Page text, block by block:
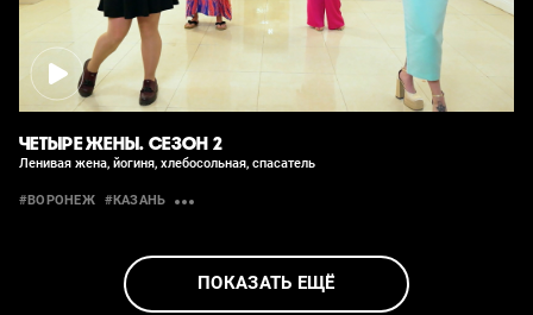
ЧЕТЫРЕ ЖЕНЫ. СЕЗОН 2
Ленивая жена, йогиня, хлебосольная, спасатель
#ВОРОНЕЖ #КАЗАНЬ
ПОКАЗАТЬ ЕЩЁ